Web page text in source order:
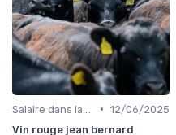
• 12/06/2025
Vin rouge jean bernard